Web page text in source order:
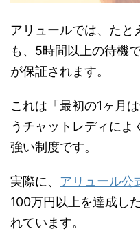
アリュールでは、たと
も、5時間以上の待機
が保証されます。
これは「最初の1ヶ月
うチャットレディに
強い制度です。
実際に、 アリュール公
100万円以上を達成し
れています。